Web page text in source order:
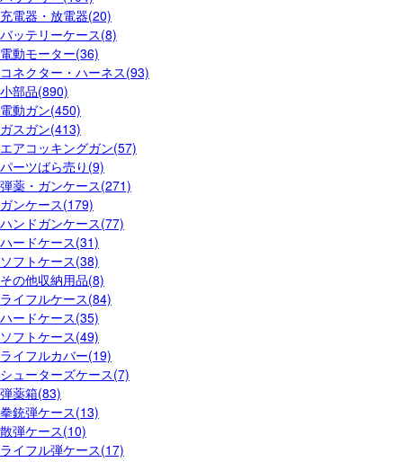
充電器・放電器(20)
バッテリーケース(8)
電動モーター(36)
コネクター・ハーネス(93)
小部品(890)
電動ガン(450)
ガスガン(413)
エアコッキングガン(57)
パーツばら売り(9)
弾薬・ガンケース(271)
ガンケース(179)
ハンドガンケース(77)
ハードケース(31)
ソフトケース(38)
その他収納用品(8)
ライフルケース(84)
ハードケース(35)
ソフトケース(49)
ライフルカバー(19)
シューターズケース(7)
弾薬箱(83)
拳銃弾ケース(13)
散弾ケース(10)
ライフル弾ケース(17)